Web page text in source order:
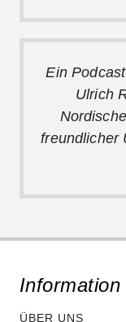
Ein
Ulrich
freundlicher
Information
ÜBER UNS